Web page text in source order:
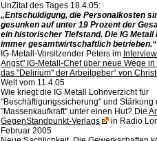
UnZitat des Tages 18.4.05:
„Entschuldigung, die Personalkosten
gesunken auf unter 19 Prozent der
ein historischer Tiefstand. Die IG
immer gesamtwirtschaftlich betrieben.“
IG-Metall-Vorsitzender Peters im
Angst" IG-Metall-Chef über neue Wege
das "Delirium" der Arbeitgeber“ von
Welt vom 11.4.05
Wie kriegt die IG Metall Lohnverzicht für
"Beschäftigungssicherung" und Stärkung
"Massenkaufkraft" unter einen Hut? Die
GegenStandpunkt-Verlags
in Radio
Februar 2005